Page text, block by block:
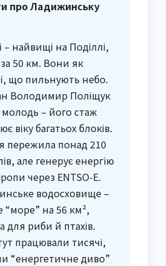
про Ладижинську
– найвищі на Поділлі,
50 км. Вони як
що пильнують небо.
Володимир Поліщук
молодь – його стаж
віку багатьох блоків.
пережила понад 210
але генерує енергію
через ENTSO-E.
водосховище –
“море” на 56 км²,
для риби й птахів.
працювали тисячі,
“енергетичне диво”